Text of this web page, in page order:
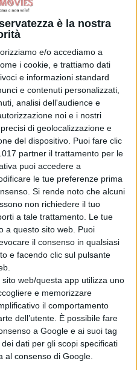
è la nostra
e/o accediamo a
i cookie, e trattiamo dati
e informazioni standard
e contenuti personalizzati,
analisi dell'audience e
noi e i nostri
di geolocalizzazione e
del dispositivo. Puoi fare clic
partner il trattamento per le
puoi accedere a
le tue preferenze prima
Si rende noto che alcuni
non richiedere il tuo
a tale trattamento. Le tue
a questo sito web. Puoi
il consenso in qualsiasi
e facendo clic sul pulsante
web/questa app utilizza uno
e memorizzare
il comportamento
dell’utente. È possibile fare
a Google e ai suoi tag
dati per gli scopi specificati
al consenso di Google.